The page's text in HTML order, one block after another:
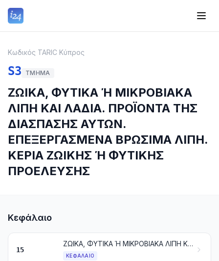
Κωδικός TARIC Κύπρος
S3 ΤΜΉΜΑ
ΖΩΙΚΑ, ΦΥΤΙΚΑ Ή ΜΙΚΡΟΒΙΑΚΑ
ΛΙΠΗ ΚΑΙ ΛΑΔΙΑ. ΠΡΟΪΟΝΤΑ ΤΗΣ
ΔΙΑΣΠΑΣΗΣ ΑΥΤΩΝ.
ΕΠΕΞΕΡΓΑΣΜΕΝΑ ΒΡΩΣΙΜΑ ΛΙΠΗ.
ΚΕΡΙΑ ΖΩΙΚΗΣ Ή ΦΥΤΙΚΗΣ
ΠΡΟΕΛΕΥΣΗΣ
Κεφάλαιο
15
ΖΩΙΚΑ, ΦΥΤΙΚΑ Ή ΜΙΚΡΟΒΙΑΚΑ ΛΙΠΗ ΚΑΙ ΛΑΔΙΑ. ΠΡΟΪΟΝΤΑ ΤΗΣ ΔΙΑΣΠΑΣΗΣ ΑΥΤΩΝ. ΕΠΕΞΕΡΓΑΣΜΕΝΑ ΒΡΩΣΙΜΑ ΛΙΠΗ. ΚΕΡΙΑ ΖΩΙΚΗΣ Ή ΦΥΤΙΚΗΣ ΠΡΟΕΛΕΥΣΗΣ
ΚΕΦΆΛΑΙΟ